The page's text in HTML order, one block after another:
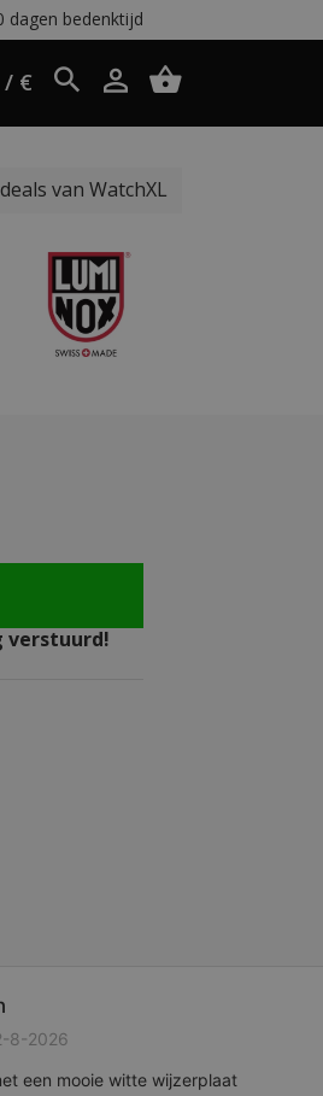
dagen bedenktijd
/ €
van WatchXL
verstuurd!